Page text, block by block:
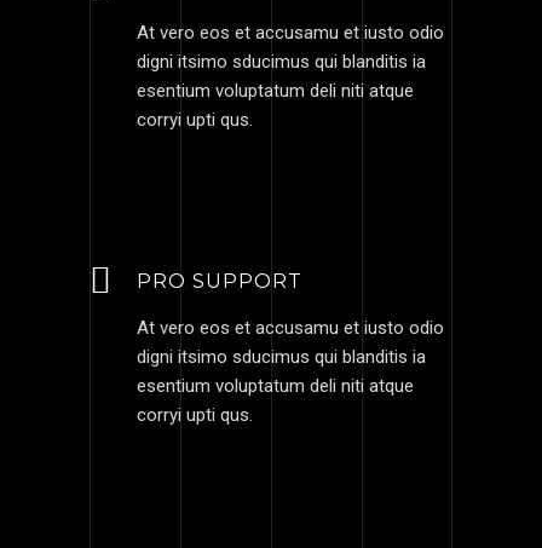
At vero eos et accusamu et iusto odio
digni itsimo sducimus qui blanditis ia
esentium voluptatum deli niti atque
corryi upti qus.
PRO SUPPORT
At vero eos et accusamu et iusto odio
digni itsimo sducimus qui blanditis ia
esentium voluptatum deli niti atque
corryi upti qus.